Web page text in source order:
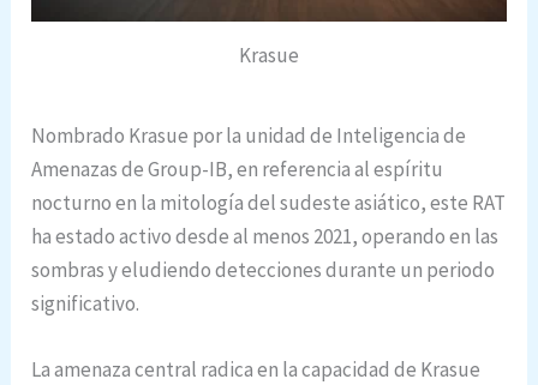
Krasue
Nombrado Krasue por la unidad de Inteligencia de
Amenazas de Group-IB, en referencia al espíritu
nocturno en la mitología del sudeste asiático, este RAT
ha estado activo desde al menos 2021, operando en las
sombras y eludiendo detecciones durante un periodo
significativo.
La amenaza central radica en la capacidad de Krasue